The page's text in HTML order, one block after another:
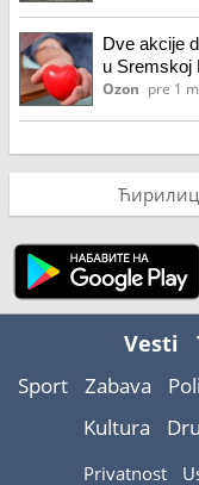
Dve akcije
u Sremskoj
Ozon pre 1
Vesti
Sport Zabava
Kultura
Privatnost